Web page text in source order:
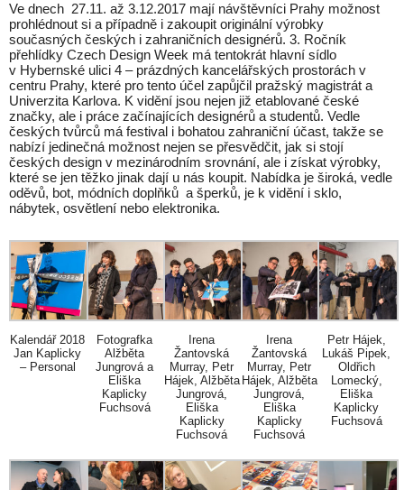
Ve dnech 27.11. až 3.12.2017 mají návštěvníci Prahy možnost
prohlédnout si a případně i zakoupit originální výrobky
současných českých i zahraničních designérů. 3. Ročník
přehlídky Czech Design Week má tentokrát hlavní sídlo
v Hybernské ulici 4 – prázdných kancelářských prostorách v
centru Prahy, které pro tento účel zapůjčil pražský magistrát a
Univerzita Karlova. K vidění jsou nejen již etablované české
značky, ale i práce začínajících designérů a studentů. Vedle
českých tvůrců má festival i bohatou zahraniční účast, takže se
nabízí jedinečná možnost nejen se přesvědčit, jak si stojí
českých design v mezinárodním srovnání, ale i získat výrobky,
které se jen těžko jinak dají u nás koupit. Nabídka je široká, vedle
oděvů, bot, módních doplňků a šperků, je k vidění i sklo,
nábytek, osvětlení nebo elektronika.
Kalendář 2018
Jan Kaplicky
– Personal
Fotografka
Alžběta
Jungrová a
Eliška
Kaplicky
Fuchsová
Irena
Žantovská
Murray, Petr
Hájek, Alžběta
Jungrová,
Eliška
Kaplicky
Fuchsová
Irena
Žantovská
Murray, Petr
Hájek, Alžběta
Jungrová,
Eliška
Kaplicky
Fuchsová
Petr Hájek,
Lukáš Pipek,
Oldřich
Lomecký,
Eliška
Kaplicky
Fuchsová